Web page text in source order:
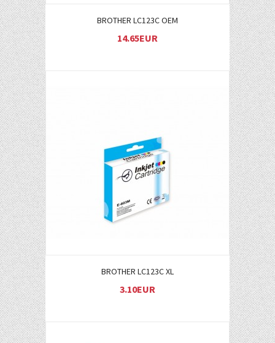
BROTHER LC123C OEM
14.65EUR
Į KREPŠELĮ
BROTHER LC123C XL
3.10EUR